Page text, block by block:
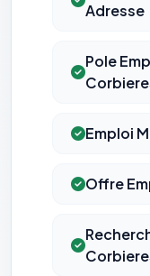
Adresse
Pole
Emploi
Offre
Cookies
peuvent pas être